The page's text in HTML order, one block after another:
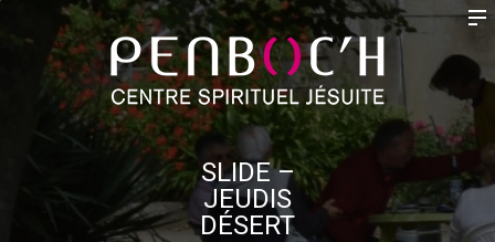
SLIDE –
JEUDIS
DÉSERT